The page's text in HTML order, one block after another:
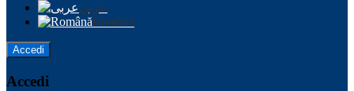
عربى
Română
Accedi
Accedi